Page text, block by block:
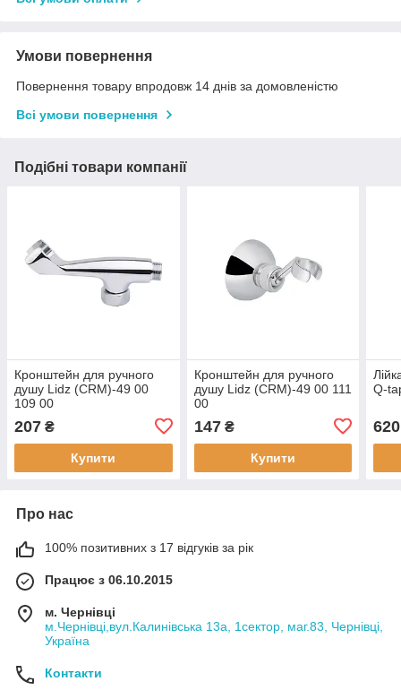
Умови повернення
Повернення товару впродовж 14 днів за домовленістю
Всі умови повернення
Подібні товари компанії
Кронштейн для ручного
душу Lidz (CRM)-49 00
109 00
207 ₴
Купити
Кронштейн для ручного
душу Lidz (CRM)-49 00 111
00
147₴
Купити
Q-
620
Про нас
100% позитивних з 17 відгуків за рік
Працює з 06.10.2015
м. Чернівці
м.Чернівці,вул.Калинівська 13а, 1сектор, маг.83, Чернівці,
Україна
Контакти